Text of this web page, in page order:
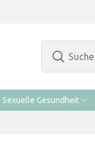
Sexuelle Gesundheit